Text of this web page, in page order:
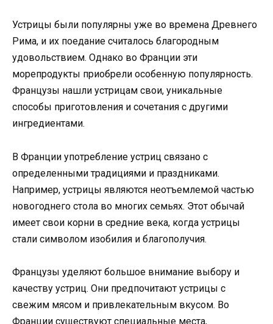
Устрицы были популярны уже во времена Древнего
Рима, и их поедание считалось благородным
удовольствием. Однако во Франции эти
морепродукты приобрели особенную популярность.
Французы нашли устрицам свои, уникальные
способы приготовления и сочетания с другими
ингредиентами.
В Франции употребление устриц связано с
определенными традициями и праздниками.
Например, устрицы являются неотъемлемой частью
новогоднего стола во многих семьях. Этот обычай
имеет свои корни в средние века, когда устрицы
стали символом изобилия и благополучия.
Французы уделяют большое внимание выбору и
качеству устриц. Они предпочитают устрицы с
свежим мясом и привлекательным вкусом. Во
Франции существуют специальные места,